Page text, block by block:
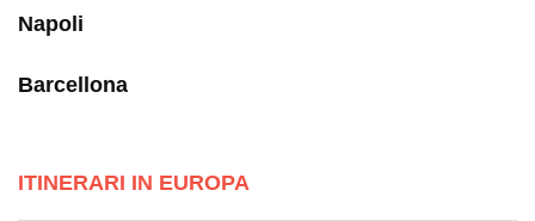
Napoli
Barcellona
ITINERARI IN EUROPA